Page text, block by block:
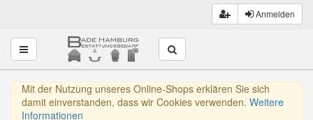
Anmelden
Toggle navigation
Mit der Nutzung unseres Online-Shops erklären Sie sich
damit einverstanden, dass wir Cookies verwenden. Weitere
Informationen